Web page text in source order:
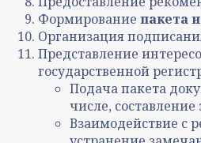
Формирование пакета
Организация
Представление
государственной
Подача пакета
числе,
Взаимодействие с